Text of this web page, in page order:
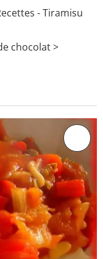
- Tiramisu
chocolat>